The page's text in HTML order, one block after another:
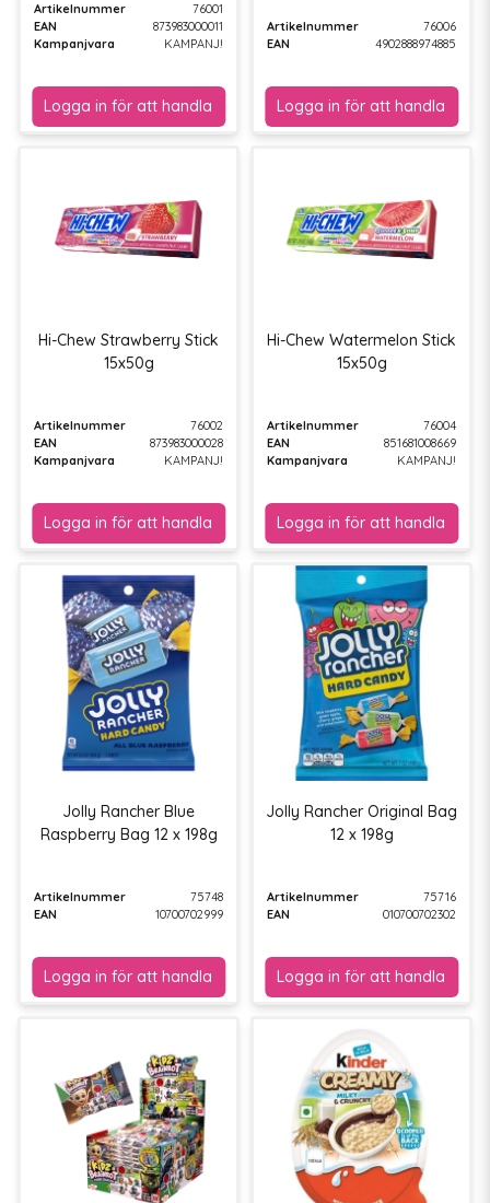
Artikelnummer
76001
EAN
873983000011
Kampanjvara
KAMPANJ!
Artikelnummer
76006
EAN
4902888974885
Hi-Chew Strawberry Stick
15x50g
Artikelnummer
76002
EAN
873983000028
Kampanjvara
KAMPANJ!
Hi-Chew Watermelon Stick
15x50g
Artikelnummer
76004
EAN
851681008669
Kampanjvara
KAMPANJ!
Jolly Rancher Blue
Raspberry Bag 12 x 198g
Artikelnummer
75748
EAN
10700702999
Jolly Rancher Original Bag
12 x 198g
Artikelnummer
75716
EAN
010700702302